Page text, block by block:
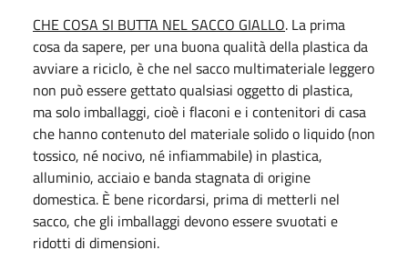
CHE COSA SI BUTTA NEL SACCO GIALLO. La prima
cosa da sapere, per una buona qualità della plastica da
avviare a riciclo, è che nel sacco multimateriale leggero
non può essere gettato qualsiasi oggetto di plastica,
ma solo imballaggi, cioè i flaconi e i contenitori di casa
che hanno contenuto del materiale solido o liquido (non
tossico, né nocivo, né infiammabile) in plastica,
alluminio, acciaio e banda stagnata di origine
domestica. È bene ricordarsi, prima di metterli nel
sacco, che gli imballaggi devono essere svuotati e
ridotti di dimensioni.